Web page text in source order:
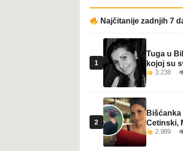
Najčitanije zadnjih 7
1
Tuga u
kojoj su
3.238 👁
2
Bišćanka
Cetinski,
2.989 👁